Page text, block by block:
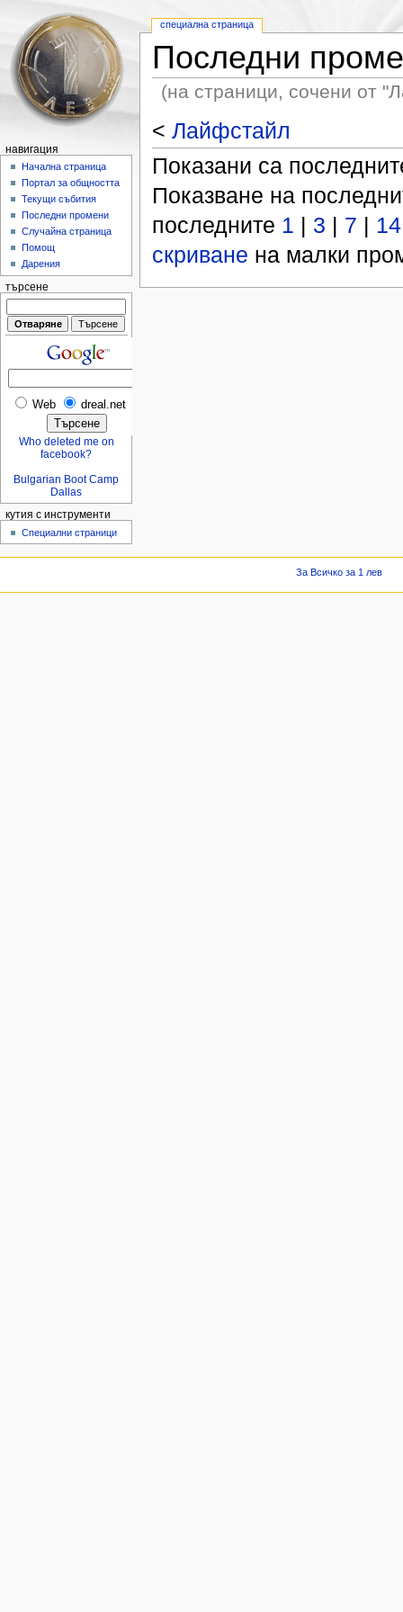
Последни
(на страници, сочени от
< Лайфстайл
Показани са
Показване на
последните 1 | 3 | 7 | 14
скриване на малки
специална страница
навигация
Начална страница
Портал за общността
Текущи събития
Последни промени
Случайна страница
Помощ
Дарения
търсене
Web dreal.net
Who deleted me on
facebook?
Bulgarian Boot Camp
Dallas
кутия с инструменти
Специални страници
За Всичко за 1 лев